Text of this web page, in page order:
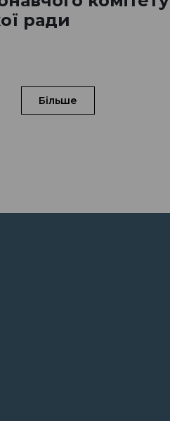
ради
Більше